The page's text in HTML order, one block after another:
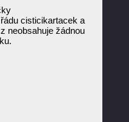
cisticikartacek a
neobsahuje žádnou